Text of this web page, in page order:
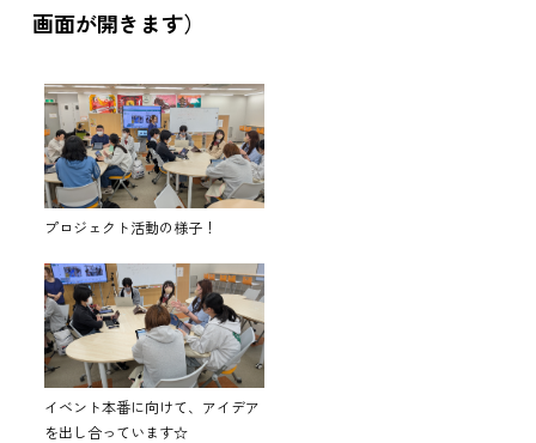
画面が開きます）
プロジェクト活動の様子！
イベント本番に向けて、アイデア
を出し合っています☆